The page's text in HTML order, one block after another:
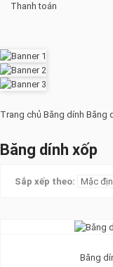
Thanh toán
Trang chủ Băng dính Băng
Băng dính xốp
Sắp xếp theo:
Băng